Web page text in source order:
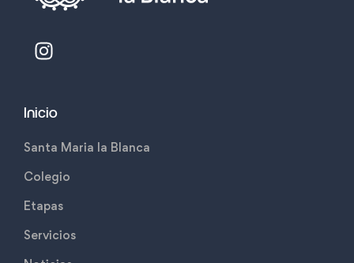
Inicio
Santa Maria la Blanca
Colegio
Etapas
Servicios